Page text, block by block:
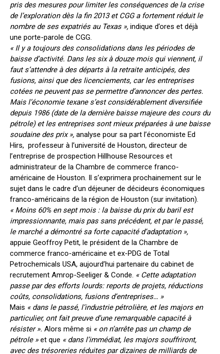
pris des mesures pour limiter les conséquences de la crise
de l’exploration dès la fin 2013 et CGG a fortement réduit le
nombre de ses expatriés au Texas », indique d’ores et déjà
une porte-parole de CGG.
« Il y a toujours des consolidations dans les périodes de
baisse d’activité. Dans les six à douze mois qui viennent, il
faut s’attendre à des départs à la retraite anticipés, des
fusions, ainsi que des licenciements, car les entreprises
cotées ne peuvent pas se permettre d’annoncer des pertes.
Mais l’économie texane s’est considérablement diversifiée
depuis 1986 (date de la dernière baisse majeure des cours du
pétrole) et les entreprises sont mieux préparées à une baisse
soudaine des prix », analyse pour sa part l’économiste Ed
Hirs, professeur à l’université de Houston, directeur de
l’entreprise de prospection Hillhouse Resources et
administrateur de la Chambre de commerce franco-
américaine de Houston. Il s’exprimera prochainement sur le
sujet dans le cadre d’un déjeuner de décideurs économiques
franco-américains de la région de Houston (sur invitation).
« Moins 60% en sept mois : la baisse du prix du baril est
impressionnante, mais pas sans précédent, et par le passé,
le marché a démontré sa forte capacité d’adaptation »,
appuie Geoffroy Petit, le président de la Chambre de
commerce franco-américaine et ex-PDG de Total
Petrochemicals USA, aujourd’hui partenaire du cabinet de
recrutement Amrop-Seeliger & Conde. « Cette adaptation
passe par des efforts lourds: reports de projets, réductions
coûts, consolidations, fusions d’entreprises… »
Mais « dans le passé, l’industrie pétrolière, et les majors en
particulier, ont fait preuve d’une remarquable capacité à
résister ». Alors même si « on n’arrête pas un champ de
pétrole »et que « dans l’immédiat, les majors souffriront,
avec des trésoreries réduites par dizaines de milliards de